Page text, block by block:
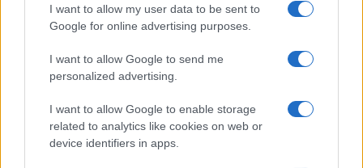
I want to allow my user data to be sent to
Google for online advertising purposes.
I want to allow Google to send me
personalized advertising.
I want to allow Google to enable storage
related to analytics like cookies on web or
device identifiers in apps.
NEWS